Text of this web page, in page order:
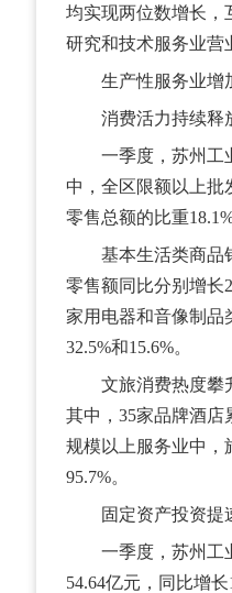
均实现两位数增长，
研究和技术服务业营
生产性服务业增加
消费活力持续释
一季度，苏州工业
中，全区限额以上批
零售总额的比重18.1%
基本生活类商品销
零售额同比分别增长
家用电器和音像制品
32.5%和15.6%。
文旅消费热度攀升
其中，35家品牌酒店
规模以上服务业中，
95.7%。
固定资产投资提
一季度，苏州工业
54.64亿元，同比增